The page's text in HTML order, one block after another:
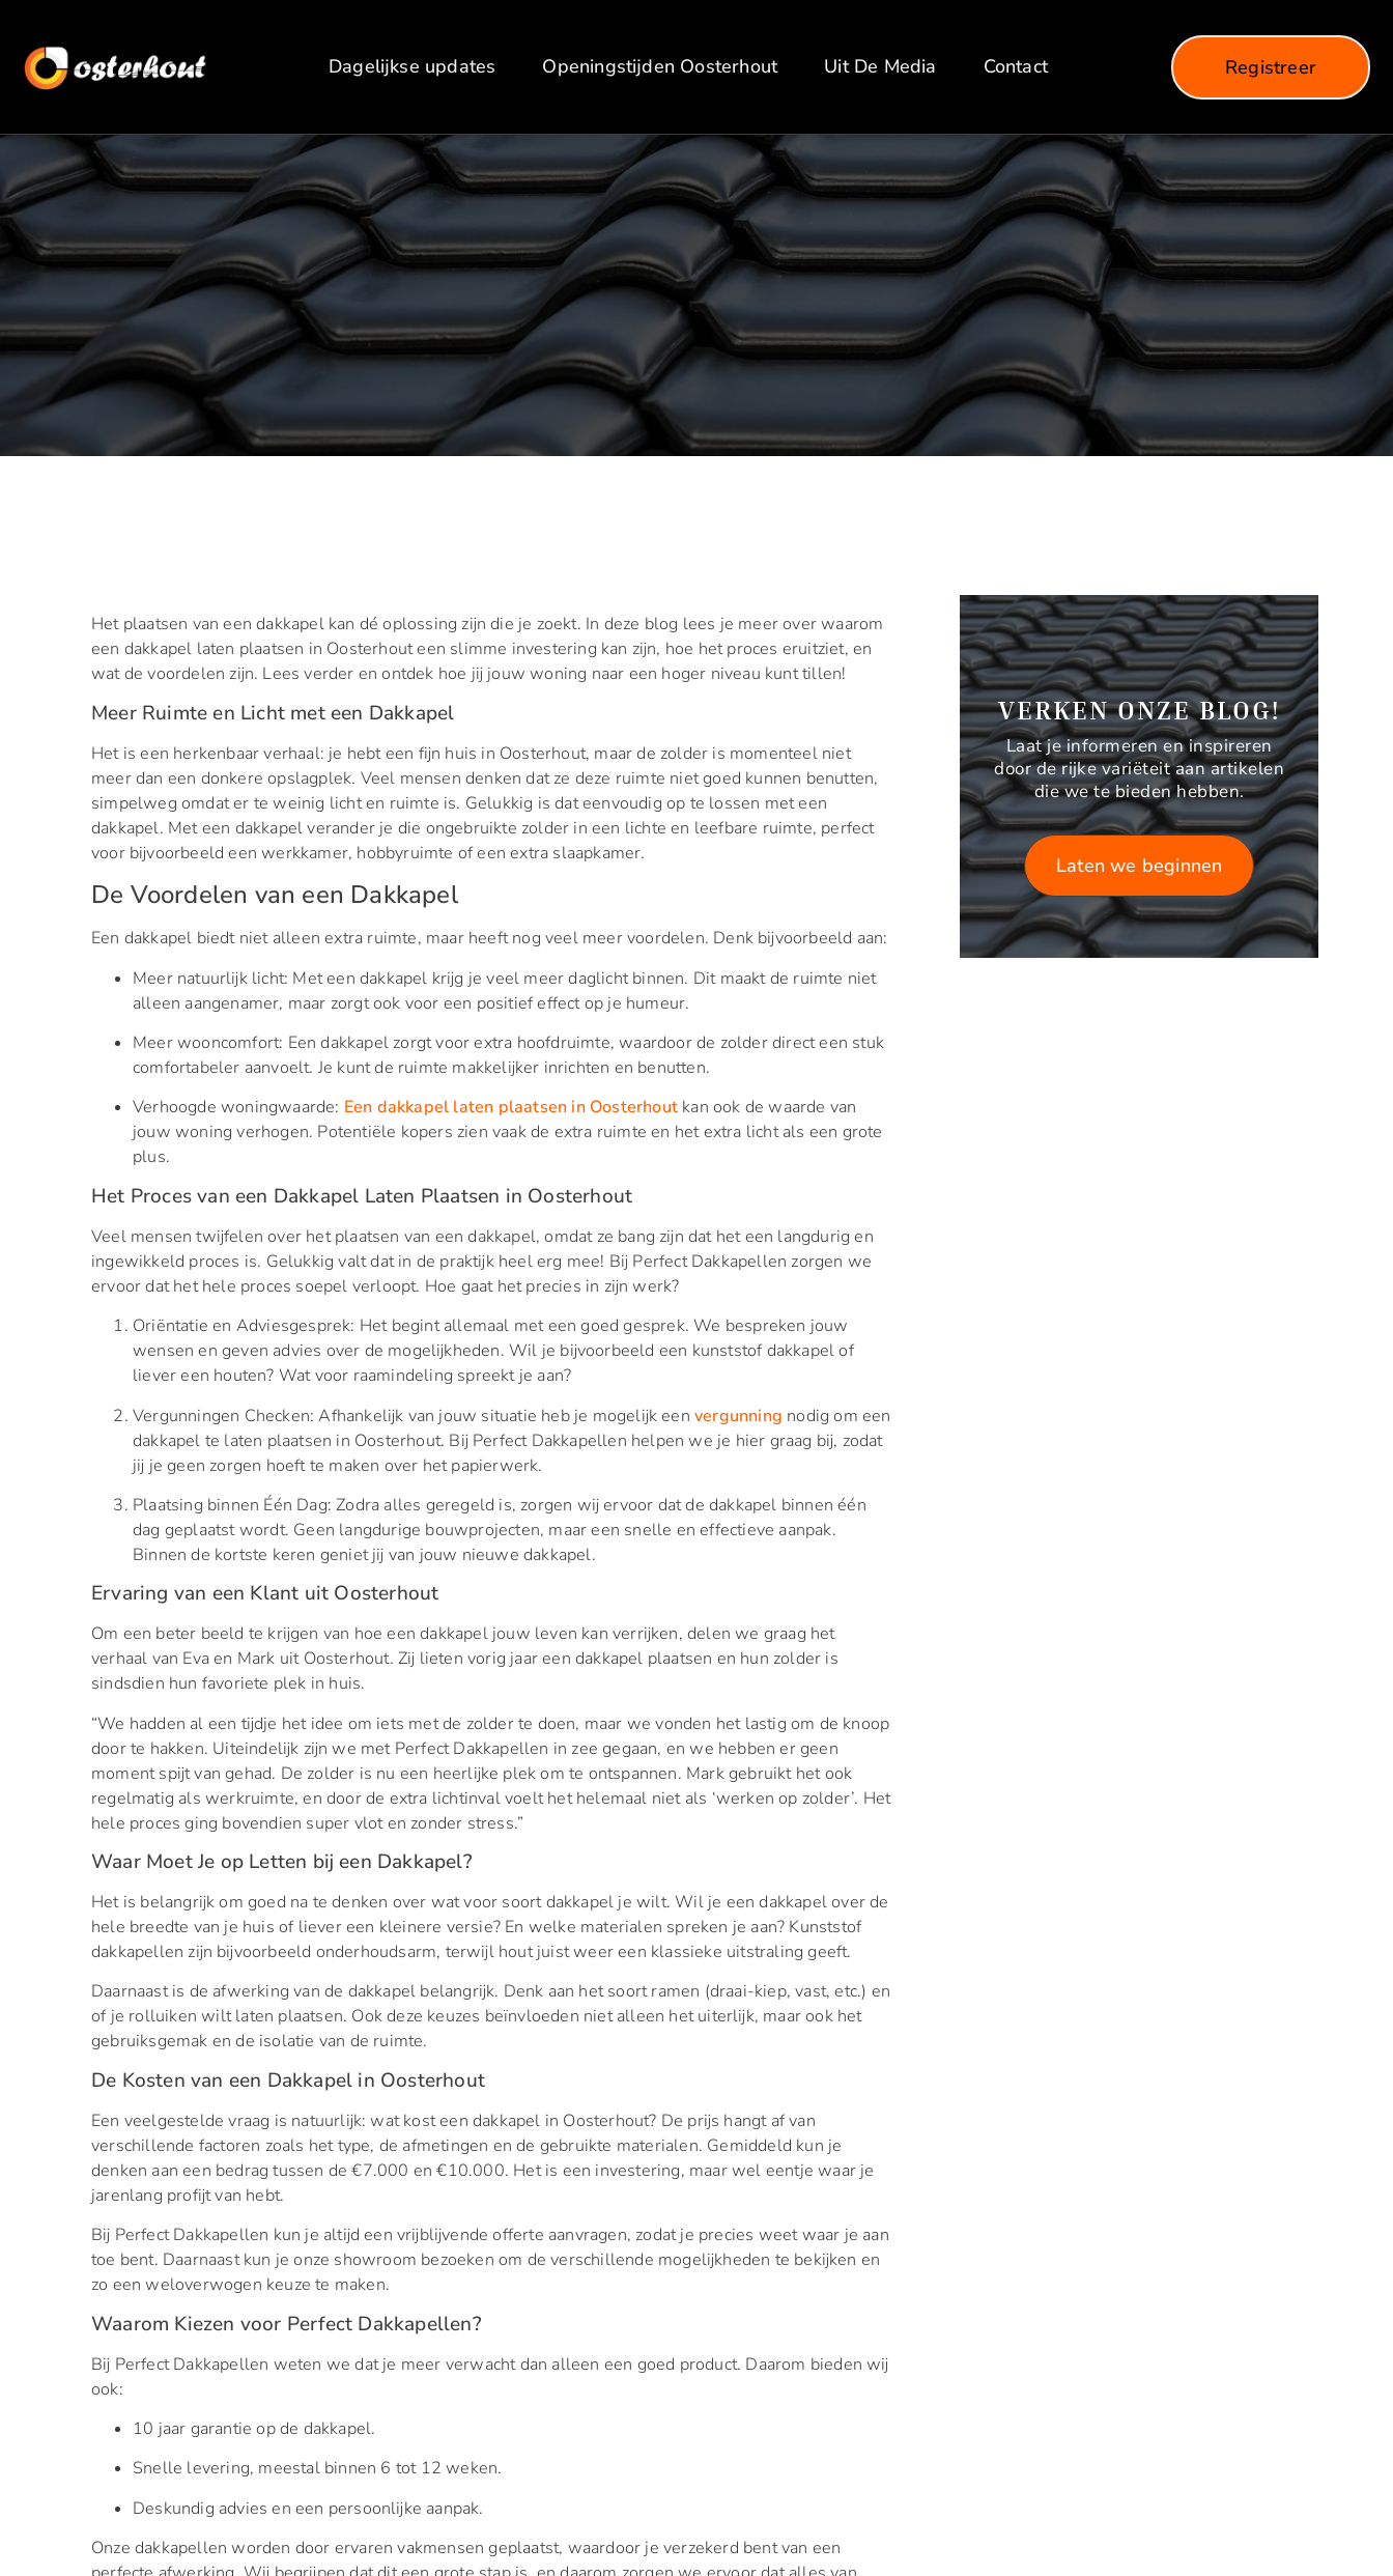
Dagelijkse updates Openingstijden Oosterhout Uit De Media Contact Registreer
Het plaatsen van een dakkapel kan dé oplossing zijn die je zoekt. In deze blog lees je meer over waarom
een dakkapel laten plaatsen in Oosterhout een slimme investering kan zijn, hoe het proces eruitziet, en
wat de voordelen zijn. Lees verder en ontdek hoe jij jouw woning naar een hoger niveau kunt tillen!
Meer Ruimte en Licht met een Dakkapel
Het is een herkenbaar verhaal: je hebt een fijn huis in Oosterhout, maar de zolder is momenteel niet
meer dan een donkere opslagplek. Veel mensen denken dat ze deze ruimte niet goed kunnen benutten,
simpelweg omdat er te weinig licht en ruimte is. Gelukkig is dat eenvoudig op te lossen met een
dakkapel. Met een dakkapel verander je die ongebruikte zolder in een lichte en leefbare ruimte, perfect
voor bijvoorbeeld een werkkamer, hobbyruimte of een extra slaapkamer.
De Voordelen van een Dakkapel
Een dakkapel biedt niet alleen extra ruimte, maar heeft nog veel meer voordelen. Denk bijvoorbeeld aan:
Meer natuurlijk licht: Met een dakkapel krijg je veel meer daglicht binnen. Dit maakt de ruimte niet
alleen aangenamer, maar zorgt ook voor een positief effect op je humeur.
Meer wooncomfort: Een dakkapel zorgt voor extra hoofdruimte, waardoor de zolder direct een stuk
comfortabeler aanvoelt. Je kunt de ruimte makkelijker inrichten en benutten.
Verhoogde woningwaarde: Een dakkapel laten plaatsen in Oosterhout kan ook de waarde van
jouw woning verhogen. Potentiële kopers zien vaak de extra ruimte en het extra licht als een grote
plus.
Het Proces van een Dakkapel Laten Plaatsen in Oosterhout
Veel mensen twijfelen over het plaatsen van een dakkapel, omdat ze bang zijn dat het een langdurig en
ingewikkeld proces is. Gelukkig valt dat in de praktijk heel erg mee! Bij Perfect Dakkapellen zorgen we
ervoor dat het hele proces soepel verloopt. Hoe gaat het precies in zijn werk?
Oriëntatie en Adviesgesprek: Het begint allemaal met een goed gesprek. We bespreken jouw
wensen en geven advies over de mogelijkheden. Wil je bijvoorbeeld een kunststof dakkapel of
liever een houten? Wat voor raamindeling spreekt je aan?
Vergunningen Checken: Afhankelijk van jouw situatie heb je mogelijk een vergunning nodig om een
dakkapel te laten plaatsen in Oosterhout. Bij Perfect Dakkapellen helpen we je hier graag bij, zodat
jij je geen zorgen hoeft te maken over het papierwerk.
Plaatsing binnen Één Dag: Zodra alles geregeld is, zorgen wij ervoor dat de dakkapel binnen één
dag geplaatst wordt. Geen langdurige bouwprojecten, maar een snelle en effectieve aanpak.
Binnen de kortste keren geniet jij van jouw nieuwe dakkapel.
Ervaring van een Klant uit Oosterhout
Om een beter beeld te krijgen van hoe een dakkapel jouw leven kan verrijken, delen we graag het
verhaal van Eva en Mark uit Oosterhout. Zij lieten vorig jaar een dakkapel plaatsen en hun zolder is
sindsdien hun favoriete plek in huis.
“We hadden al een tijdje het idee om iets met de zolder te doen, maar we vonden het lastig om de knoop
door te hakken. Uiteindelijk zijn we met Perfect Dakkapellen in zee gegaan, en we hebben er geen
moment spijt van gehad. De zolder is nu een heerlijke plek om te ontspannen. Mark gebruikt het ook
regelmatig als werkruimte, en door de extra lichtinval voelt het helemaal niet als ‘werken op zolder’. Het
hele proces ging bovendien super vlot en zonder stress.”
Waar Moet Je op Letten bij een Dakkapel?
Het is belangrijk om goed na te denken over wat voor soort dakkapel je wilt. Wil je een dakkapel over de
hele breedte van je huis of liever een kleinere versie? En welke materialen spreken je aan? Kunststof
dakkapellen zijn bijvoorbeeld onderhoudsarm, terwijl hout juist weer een klassieke uitstraling geeft.
Daarnaast is de afwerking van de dakkapel belangrijk. Denk aan het soort ramen (draai-kiep, vast, etc.) en
of je rolluiken wilt laten plaatsen. Ook deze keuzes beïnvloeden niet alleen het uiterlijk, maar ook het
gebruiksgemak en de isolatie van de ruimte.
De Kosten van een Dakkapel in Oosterhout
Een veelgestelde vraag is natuurlijk: wat kost een dakkapel in Oosterhout? De prijs hangt af van
verschillende factoren zoals het type, de afmetingen en de gebruikte materialen. Gemiddeld kun je
denken aan een bedrag tussen de €7.000 en €10.000. Het is een investering, maar wel eentje waar je
jarenlang profijt van hebt.
Bij Perfect Dakkapellen kun je altijd een vrijblijvende offerte aanvragen, zodat je precies weet waar je aan
toe bent. Daarnaast kun je onze showroom bezoeken om de verschillende mogelijkheden te bekijken en
zo een weloverwogen keuze te maken.
Waarom Kiezen voor Perfect Dakkapellen?
Bij Perfect Dakkapellen weten we dat je meer verwacht dan alleen een goed product. Daarom bieden wij
ook:
10 jaar garantie op de dakkapel.
Snelle levering, meestal binnen 6 tot 12 weken.
Deskundig advies en een persoonlijke aanpak.
Onze dakkapellen worden door ervaren vakmensen geplaatst, waardoor je verzekerd bent van een
VERKEN ONZE BLOG!
Laat je informeren en inspireren
door de rijke variëteit aan artikelen
die we te bieden hebben.
Laten we beginnen